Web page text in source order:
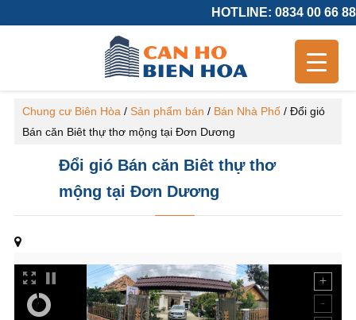
HOTLINE: 0834 00 66 88
Chung cư Biên Hòa / Sản phẩm bán / Bán Nhà Phố/ Đổi gió
Bán căn Biêt thự thơ mộng tại Đơn Dương
Đổi gió Bán căn Biêt thự thơ
mộng tại Đơn Dương